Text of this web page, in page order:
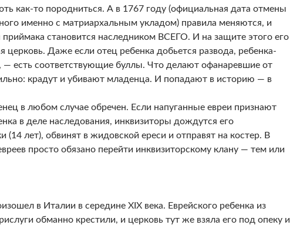
как-то породниться. А в 1767 году (официальная дата отмены
именно с матриархальным укладом) правила меняются, и
становится наследником ВСЕГО. И на защите этого его
церковь. Даже если отец ребенка добьется развода, ребенка-
— есть соответствующие буллы. Что делают офанаревшие от
крадут и убивают младенца. И попадают в историю — в
в любом случае обречен. Если напуганные евреи признают
в деле наследования, инквизиторы дождутся его
(14 лет), обвинят в жидовской ереси и отправят на костер. В
просто обязано перейти инквизиторскому клану — тем или
в Италии в середине XIX века. Еврейского ребенка из
обманно крестили, и церковь тут же взяла его под опеку и